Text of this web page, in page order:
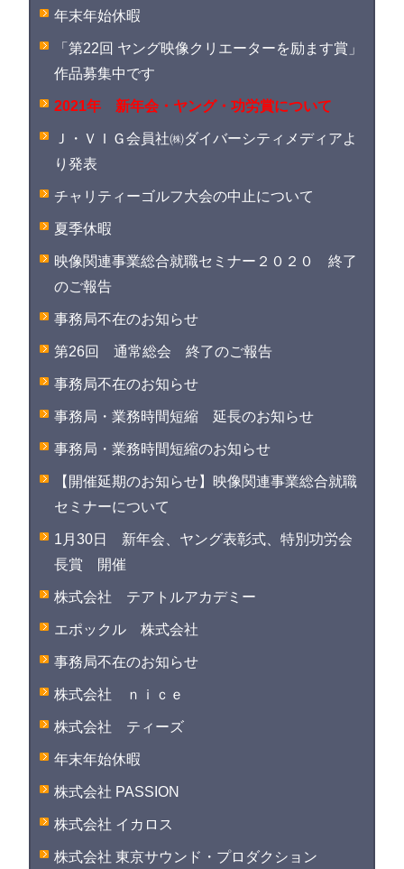
年末年始休暇
「第22回 ヤング映像クリエーターを励ます賞」
作品募集中です
2021年 新年会・ヤング・功労賞について
Ｊ・ＶＩＧ会員社㈱ダイバーシティメディアよ
り発表
チャリティーゴルフ大会の中止について
夏季休暇
映像関連事業総合就職セミナー２０２０ 終了
のご報告
事務局不在のお知らせ
第26回 通常総会 終了のご報告
事務局不在のお知らせ
事務局・業務時間短縮 延長のお知らせ
事務局・業務時間短縮のお知らせ
【開催延期のお知らせ】映像関連事業総合就職
セミナーについて
1月30日 新年会、ヤング表彰式、特別功労会
長賞 開催
株式会社 テアトルアカデミー
エポックル 株式会社
事務局不在のお知らせ
株式会社 ｎｉｃｅ
株式会社 ティーズ
年末年始休暇
株式会社 PASSION
株式会社 イカロス
株式会社 東京サウンド・プロダクション